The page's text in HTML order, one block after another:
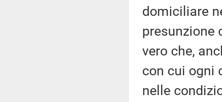
domiciliare
presunzione
vero che,
con cui ogni
nelle